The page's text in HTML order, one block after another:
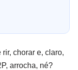
chorar e, claro,
arrocha, né?